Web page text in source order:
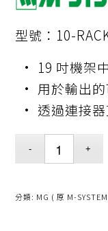
型號：10-
• 19 吋機架
• 用於輸出
• 透過連接
分類: MG ( 原 M-